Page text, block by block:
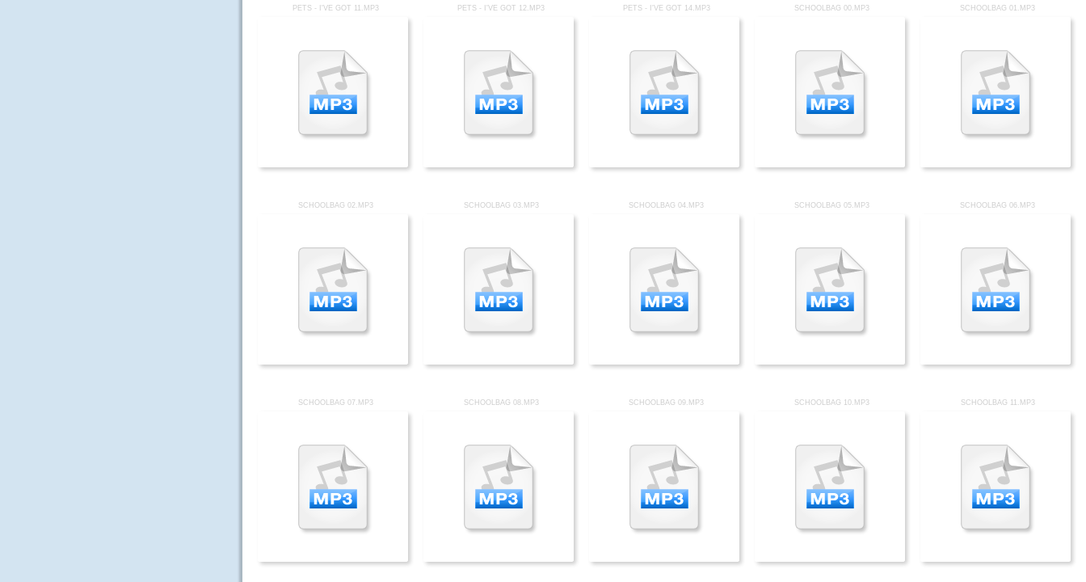
PETS - I'VE GOT 11.MP3 PETS - I'VE GOT 12.MP3 PETS - I'VE GOT 14.MP3 SCHOOLBAG 00.MP3 SCHOOLBAG 01.MP3
SCHOOLBAG 02.MP3 SCHOOLBAG 03.MP3 SCHOOLBAG 04.MP3 SCHOOLBAG 05.MP3 SCHOOLBAG 06.MP3
SCHOOLBAG 07.MP3 SCHOOLBAG 08.MP3 SCHOOLBAG 09.MP3 SCHOOLBAG 10.MP3 SCHOOLBAG 11.MP3